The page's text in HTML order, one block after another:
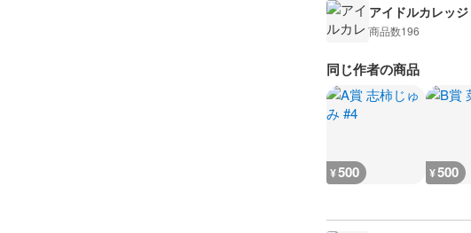
アイドルカレッ
商品数196
同じ作者の商品
¥500 ¥500